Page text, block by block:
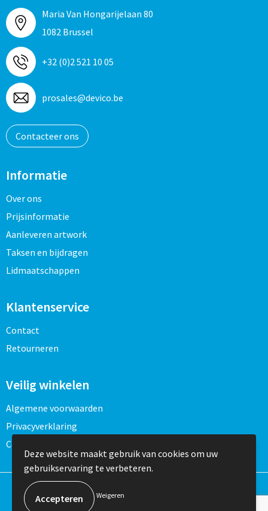
Maria Van Hongarijelaan 80
1082 Brussel
+32 (0)2 521 10 05
prosales@devico.be
Contacteer ons
Informatie
Over ons
Prijsinformatie
Aanleveren artwork
Taksen en bijdragen
Lidmaatschappen
Klantenservice
Contact
Retourneren
Veilig winkelen
Algemene voorwaarden
Privacyverklaring
Cookieverklaring
Deze website maakt gebruik van cookies om uw
gebruikservaring te verbeteren.
Weigeren